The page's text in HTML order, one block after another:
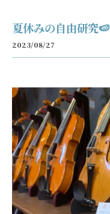
夏休みの自由研究🍉
2023/08/27